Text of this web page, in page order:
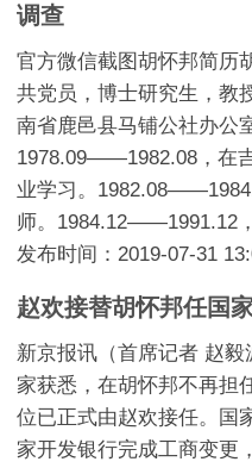
调查
官方微信截图胡怀邦简历
共党员，博士研究生，
南省鹿邑县马铺公社办公
1978.09——1982.08，在
业学习。
师。1984.12——1991.12
发布时间：2019-07-31
赵欢接替胡怀邦任国
新京报讯（首席记者 赵
家获悉，在胡怀邦不再担
位已正式由赵欢接任。国
家开发银行完成工商变更